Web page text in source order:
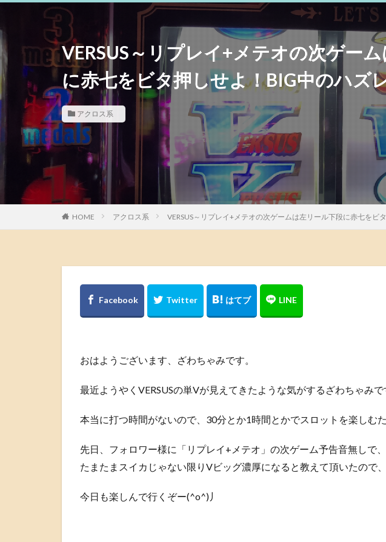
VERSUS～リプレイ+メテオの次ゲー
に赤七をビタ押しせよ！BIG中のハズ
アクロス系
HOME アクロス系 VERSUS～リプレイ+メテオの次ゲームは左リール下段に赤七をビ
おはようございます、ざわちゃみです。
最近ようやくVERSUSの単Vが見えてきたような気がするざわちゃみで
本当に打つ時間がないので、30分とか1時間とかでスロットを楽しむ
先日、フォロワー様に「リプレイ+メテオ」の次ゲーム予告音無しで
たまたまスイカじゃない限りVビッグ濃厚になると教えて頂いたので
今日も楽しんで行くぞー(^o^)丿